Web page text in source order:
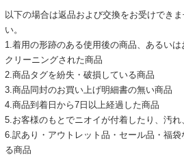
以下の場合は返品および交換をお受けでき
い。
1.着用の形跡のある使用後の商品、あるいは
クリーニングされた商品
2.商品タグを紛失・破損している商品
3.商品同封のお買い上げ明細書の無い商品
4.商品到着日から7日以上経過した商品
5.お客様のもとでニオイが付着したり、汚
6.訳あり・アウトレット品・セール品・福
る商品